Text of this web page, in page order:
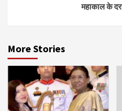
महाकाल के
More Stories